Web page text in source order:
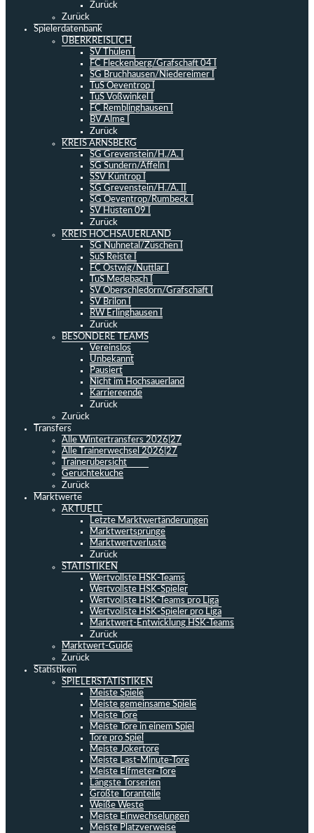
Zurück
Zurück
Spielerdatenbank
ÜBERKREISLICH
SV Thülen I
FC Fleckenberg/Grafschaft 04 I
SG Bruchhausen/Niedereimer I
TuS Oeventrop I
TuS Voßwinkel I
FC Remblinghausen I
BV Alme I
Zurück
KREIS ARNSBERG
SG Grevenstein/H./A. I
SG Sundern/Affeln I
SSV Küntrop I
SG Grevenstein/H./A. II
SG Oeventrop/Rumbeck I
SV Hüsten 09 I
Zurück
KREIS HOCHSAUERLAND
SG Nuhnetal/Züschen I
SuS Reiste I
FC Ostwig/Nuttlar I
TuS Medebach I
SV Oberschledorn/Grafschaft I
SV Brilon I
RW Erlinghausen I
Zurück
BESONDERE TEAMS
Vereinslos
Unbekannt
Pausiert
Nicht im Hochsauerland
Karriereende
Zurück
Zurück
Transfers
Alle Wintertransfers 2026|27
Alle Trainerwechsel 2026|27
Trainerübersicht
Gerüchteküche
Zurück
Marktwerte
AKTUELL
Letzte Marktwertänderungen
Marktwertsprünge
Marktwertverluste
Zurück
STATISTIKEN
Wertvollste HSK-Teams
Wertvollste HSK-Spieler
Wertvollste HSK-Teams pro Liga
Wertvollste HSK-Spieler pro Liga
Marktwert-Entwicklung HSK-Teams
Zurück
Marktwert-Guide
Zurück
Statistiken
SPIELERSTATISTIKEN
Meiste Spiele
Meiste gemeinsame Spiele
Meiste Tore
Meiste Tore in einem Spiel
Tore pro Spiel
Meiste Jokertore
Meiste Last-Minute-Tore
Meiste Elfmeter-Tore
Längste Torserien
Größte Toranteile
Weiße Weste
Meiste Einwechselungen
Meiste Platzverweise